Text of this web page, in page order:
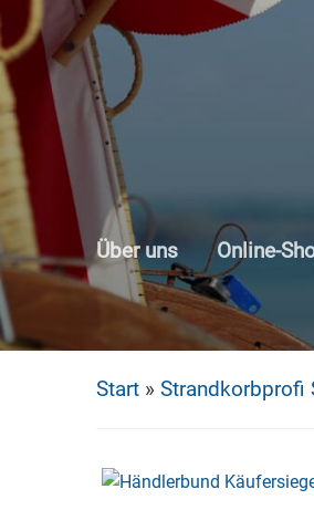
to
main
content
Über uns Online-
Start » Strandkorbprofi